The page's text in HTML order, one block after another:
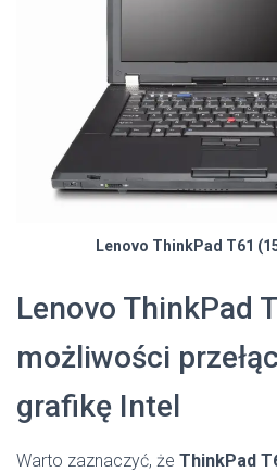
Lenovo ThinkPad T61
Lenovo ThinkPad
możliwości
grafikę Intel
Warto zaznaczyć, że ThinkPad